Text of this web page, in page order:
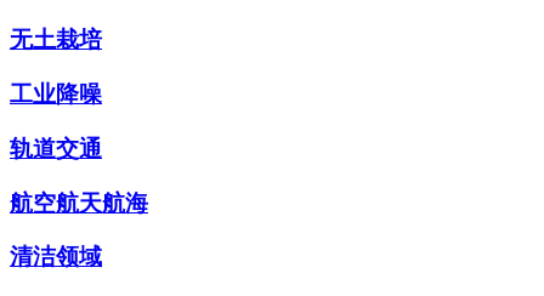
无土栽培
工业降噪
轨道交通
航空航天航海
清洁领域